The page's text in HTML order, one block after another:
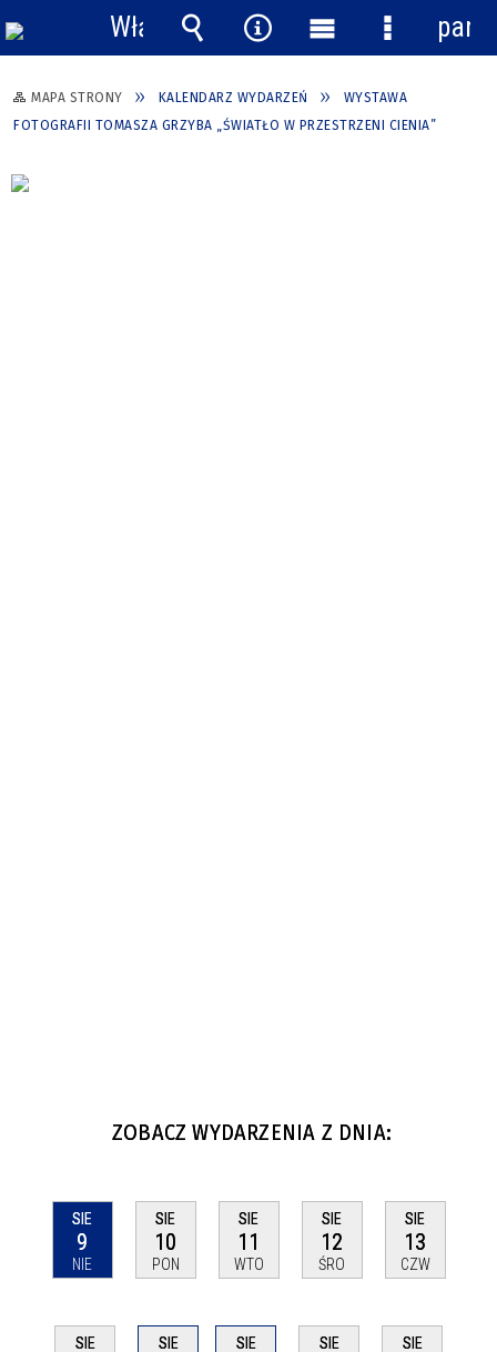
MAPA STRONY KALENDARZ WYDARZEŃ
WYSTAWA
FOTOGRAFII TOMASZA GRZYBA „ŚWIATŁO W PRZESTRZENI CIENIA”
ZOBACZ WYDARZENIA Z DNIA:
SIE
9
NIE
SIE
10
PON
SIE
11
WTO
SIE
12
ŚRO
SIE
13
CZW
SIE SIE SIE SIE SIE
Włącz
powiadomienia
Wyszukiwarka
Narzędzia
Menu
główne
Menu
panel